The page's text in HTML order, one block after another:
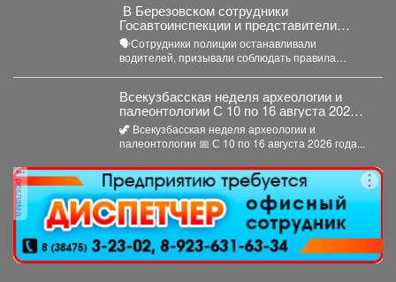
‍ В Березовском сотрудники
Госавтоинспекции и представители
РЖД провели совместный рейд
🗣Сотрудники полиции останавливали
водителей, призывали соблюдать правила
Всекузбасская неделя археологии и
палеонтологии С 10 по 16 августа 2026
года в музеях Кузбасса пройдет Неделя
археологии и палеонтологии,
приуроченная ко Дню археолога (15
августа) и Дню палеон
🦖 Всекузбасская неделя археологии и
палеонтологии 📅 С 10 по 16 августа 2026 года...
реклама